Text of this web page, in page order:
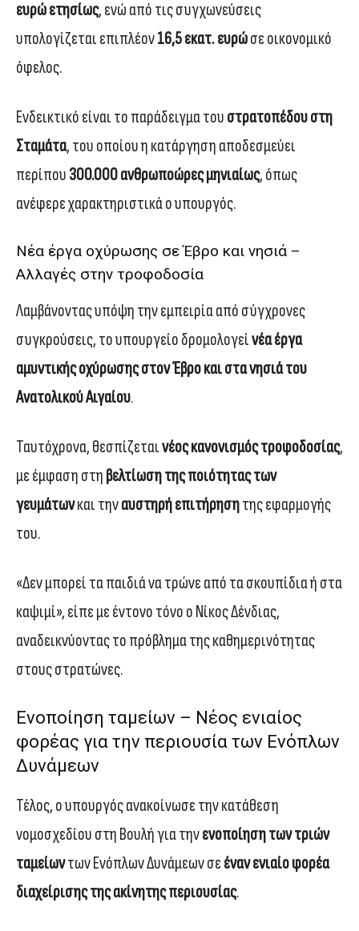
ευρώ ετησίως, ενώ από τις συγχωνεύσεις
υπολογίζεται επιπλέον16,5 εκατ. ευρώσε οικονομικό
όφελος.
Ενδεικτικό είναι το παράδειγμα του στρατοπέδου στη
Σταμάτα, του οποίου η κατάργηση αποδεσμεύει
περίπου 300.000 ανθρωποώρες μηνιαίως, όπως
ανέφερε χαρακτηριστικά ο υπουργός.
Νέα έργα οχύρωσης σε Έβρο και νησιά –
Αλλαγές στην τροφοδοσία
Λαμβάνοντας υπόψη την εμπειρία από σύγχρονες
συγκρούσεις, το υπουργείο δρομολογείνέα έργα
αμυντικής οχύρωσης στον Έβρο και στα νησιά του
Ανατολικού Αιγαίου.
Ταυτόχρονα, θεσπίζεταινέος κανονισμός τροφοδοσίας,
με έμφαση στη βελτίωση της ποιότητας των
γευμάτωνκαι τηναυστηρή επιτήρησητης εφαρμογής
του.
«Δεν μπορεί τα παιδιά να τρώνε από τα σκουπίδια ή στα
καψιμί», είπε με έντονο τόνο ο Νίκος Δένδιας,
αναδεικνύοντας το πρόβλημα της καθημερινότητας
στους στρατώνες.
Ενοποίηση ταμείων – Νέος ενιαίος
φορέας για την περιουσία των Ενόπλων
Δυνάμεων
Τέλος, ο υπουργός ανακοίνωσε την κατάθεση
νομοσχεδίου στη Βουλή για τηνενοποίηση των τριών
ταμείωντων Ενόπλων Δυνάμεων σε έναν ενιαίο φορέα
διαχείρισης της ακίνητης περιουσίας.